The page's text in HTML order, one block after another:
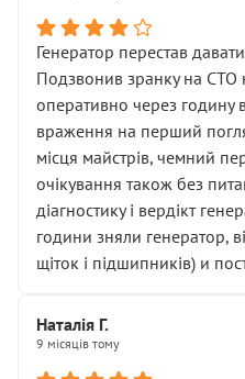
Генератор перестав
Подзвонив зранку на СТО
оперативно через
враження на перший
місця майстрів, чемний
очікування також без
діагностику і вердікт
години зняли генератор,
щіток і підшипників) и
Наталія Г.
9 місяців тому